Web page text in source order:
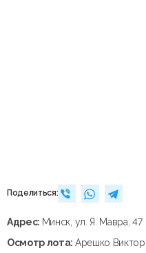
Поделиться:
Адрес: Минск, ул. Я. Мавра, 47
Осмотр лота: Арешко